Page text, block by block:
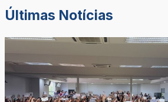
Últimas Notícias